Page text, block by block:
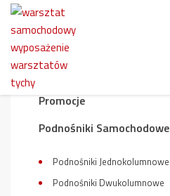
Wyposażenie warsztatu
Promocje
Podnośniki Samochodowe
Podnośniki Jednokolumnowe
Podnośniki Dwukolumnowe